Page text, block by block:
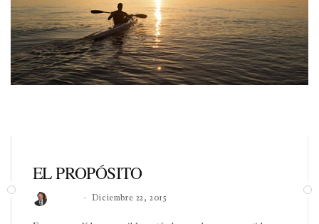
EL PROPÓSITO
Diciembre 22, 2015